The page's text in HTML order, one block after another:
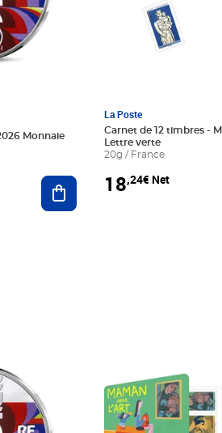
Monnaie
Ajouter au panier
La Poste
Carnet de 12 timbres -
Lettre verte
20g / France
18,24€ Net